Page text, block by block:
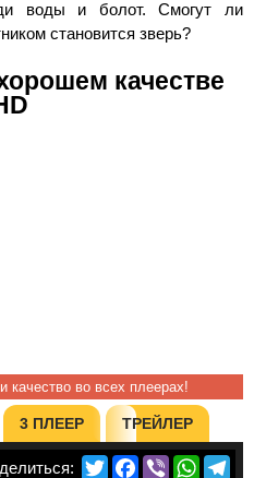
воды и болот. Смогут ли
становится зверь?
качестве
качество во всех плеерах!
3 ПЛЕЕР ТРЕЙЛЕР
TwitterFacebook
Viber